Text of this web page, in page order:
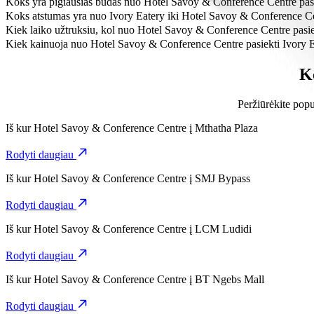
Pasirinkdami kategoriją Go Hatch, nuo Hotel Savoy & Conference
Koks atstumas yra nuo Ivory Eatery iki Hotel Savoy & Conference
Nuo Hotel Savoy & Conference Centre iki Ivory Eatery yra
Kiek laiko užtruksiu, kol nuo Hotel Savoy & Conference Centre
Pasirinkdami kategoriją Go Hatch, nuo Hotel Savoy & Conference
Kiek kainuoja nuo Hotel Savoy & Conference Centre pasiekti Ivory
Pasirinkdami kategoriją Go Hatch, už kelionę nuo Hotel Savoy &
Peržiūrėkite
Iš kur Hotel Savoy & Conference Centre į Mthatha Plaza
Rodyti daugiau
Iš kur Hotel Savoy & Conference Centre į SMJ Bypass
Rodyti daugiau
Iš kur Hotel Savoy & Conference Centre į LCM Ludidi
Rodyti daugiau
Iš kur Hotel Savoy & Conference Centre į BT Ngebs Mall
Rodyti daugiau